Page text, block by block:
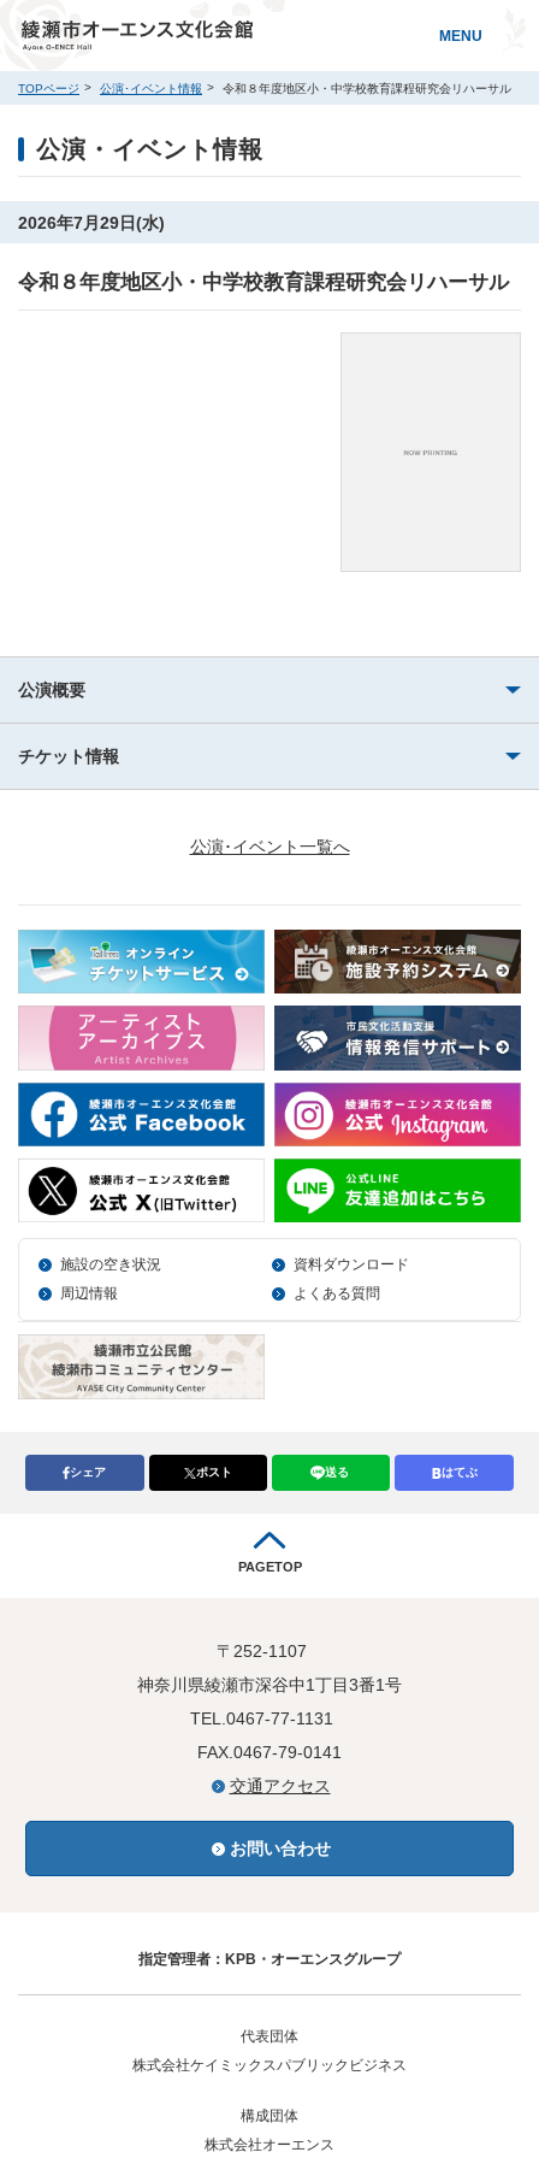
MENU
TOPページ 公演･イベント情報 令和８年度地区小・中学校教育課程研究会リハーサル
公演・イベント情報
2026年7月29日(水)
令和８年度地区小・中学校教育課程研究会リハーサル
公演概要
チケット情報
公演･イベント一覧へ
施設の空き状況
資料ダウンロード
周辺情報
よくある質問
シェア ポスト 送る はてぶ
PAGETOP
〒252-1107
神奈川県綾瀬市深谷中1丁目3番1号
TEL.0467-77-1131
FAX.0467-79-0141
交通アクセス
お問い合わせ
指定管理者：KPB・オーエンスグループ
代表団体
株式会社ケイミックスパブリックビジネス
構成団体
株式会社オーエンス